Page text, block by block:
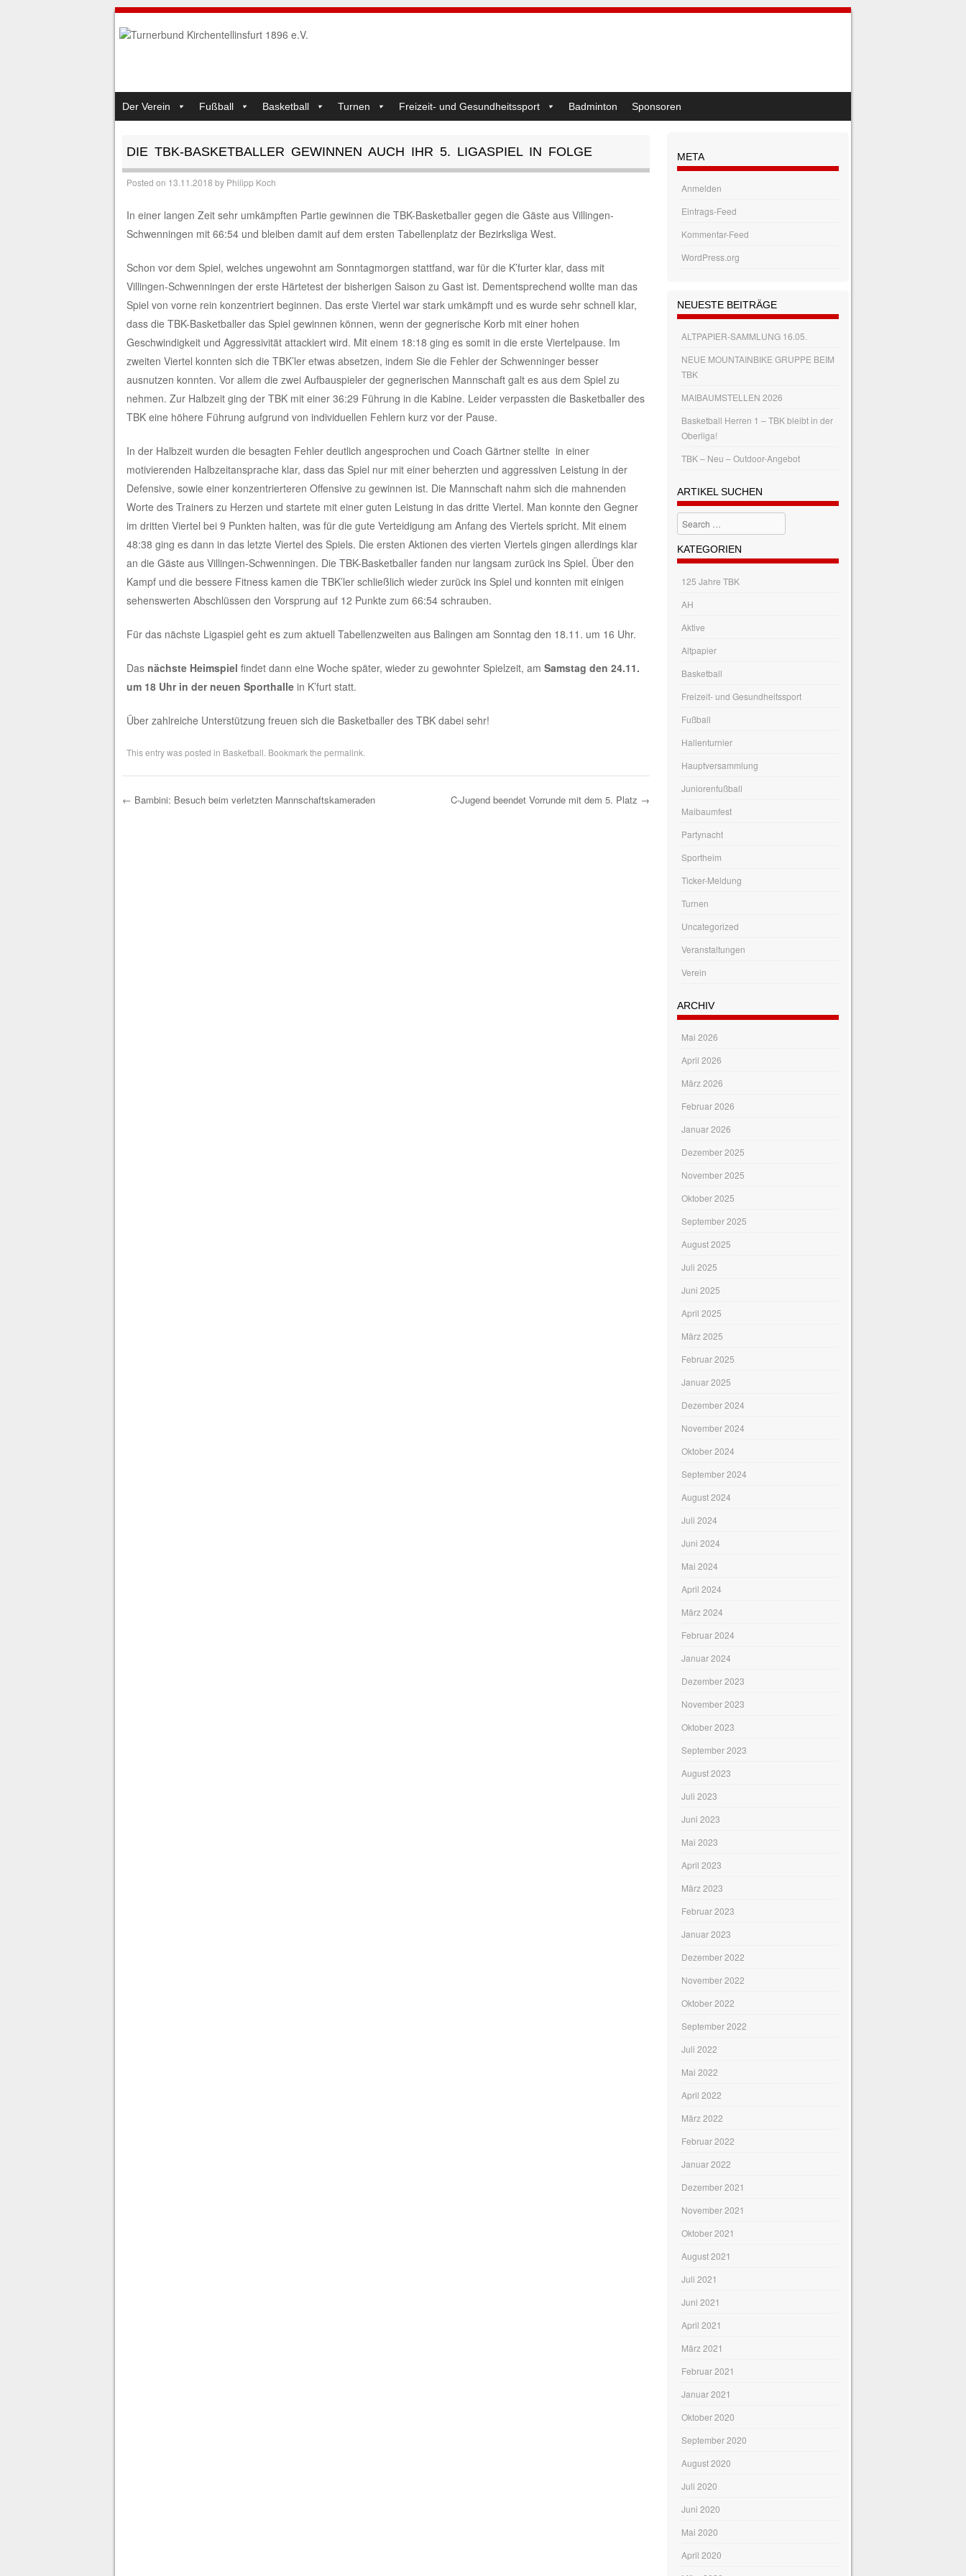
MENU
SKIP TO CONTENT
Der Verein Fußball Basketball Turnen Freizeit- und Gesundheitssport Badminton Sponsoren
DIE TBK-BASKETBALLER GEWINNEN AUCH IHR 5. LIGASPIEL IN FOLGE
Posted on 13.11.2018 by Philipp Koch
In einer langen Zeit sehr umkämpften Partie gewinnen die TBK-Basketballer gegen die Gäste aus Villingen-
Schwenningen mit 66:54 und bleiben damit auf dem ersten Tabellenplatz der Bezirksliga West.
Schon vor dem Spiel, welches ungewohnt am Sonntagmorgen stattfand, war für die K’furter klar, dass mit
Villingen-Schwenningen der erste Härtetest der bisherigen Saison zu Gast ist. Dementsprechend wollte man das
Spiel von vorne rein konzentriert beginnen. Das erste Viertel war stark umkämpft und es wurde sehr schnell klar,
dass die TBK-Basketballer das Spiel gewinnen können, wenn der gegnerische Korb mit einer hohen
Geschwindigkeit und Aggressivität attackiert wird. Mit einem 18:18 ging es somit in die erste Viertelpause. Im
zweiten Viertel konnten sich die TBK’ler etwas absetzen, indem Sie die Fehler der Schwenninger besser
ausnutzen konnten. Vor allem die zwei Aufbauspieler der gegnerischen Mannschaft galt es aus dem Spiel zu
nehmen. Zur Halbzeit ging der TBK mit einer 36:29 Führung in die Kabine. Leider verpassten die Basketballer des
TBK eine höhere Führung aufgrund von individuellen Fehlern kurz vor der Pause.
In der Halbzeit wurden die besagten Fehler deutlich angesprochen und Coach Gärtner stellte in einer
motivierenden Halbzeitansprache klar, dass das Spiel nur mit einer beherzten und aggressiven Leistung in der
Defensive, sowie einer konzentrierteren Offensive zu gewinnen ist. Die Mannschaft nahm sich die mahnenden
Worte des Trainers zu Herzen und startete mit einer guten Leistung in das dritte Viertel. Man konnte den Gegner
im dritten Viertel bei 9 Punkten halten, was für die gute Verteidigung am Anfang des Viertels spricht. Mit einem
48:38 ging es dann in das letzte Viertel des Spiels. Die ersten Aktionen des vierten Viertels gingen allerdings klar
an die Gäste aus Villingen-Schwenningen. Die TBK-Basketballer fanden nur langsam zurück ins Spiel. Über den
Kampf und die bessere Fitness kamen die TBK’ler schließlich wieder zurück ins Spiel und konnten mit einigen
sehenswerten Abschlüssen den Vorsprung auf 12 Punkte zum 66:54 schrauben.
Für das nächste Ligaspiel geht es zum aktuell Tabellenzweiten aus Balingen am Sonntag den 18.11. um 16 Uhr.
Das nächste Heimspiel findet dann eine Woche später, wieder zu gewohnter Spielzeit, am Samstag den 24.11.
um 18 Uhr in der neuen Sporthallein K’furt statt.
Über zahlreiche Unterstützung freuen sich die Basketballer des TBK dabei sehr!
This entry was posted in Basketball . Bookmark the permalink
← Bambini: Besuch beim verletzten Mannschaftskameraden C-Jugend beendet Vorrunde mit dem 5. Platz →
META
Anmelden
Eintrags-Feed
Kommentar-Feed
WordPress.org
NEUESTE BEITRÄGE
ALTPAPIER-SAMMLUNG 16.05.
NEUE MOUNTAINBIKE GRUPPE BEIM
TBK
MAIBAUMSTELLEN 2026
Basketball Herren 1 – TBK bleibt in der
Oberliga!
TBK – Neu – Outdoor-Angebot
ARTIKEL SUCHEN
Search
KATEGORIEN
125 Jahre TBK
AH
Aktive
Altpapier
Basketball
Freizeit- und Gesundheitssport
Fußball
Hallenturnier
Hauptversammlung
Juniorenfußball
Maibaumfest
Partynacht
Sportheim
Ticker-Meldung
Turnen
Uncategorized
Veranstaltungen
Verein
ARCHIV
Mai 2026
April 2026
März 2026
Februar 2026
Januar 2026
Dezember 2025
November 2025
Oktober 2025
September 2025
August 2025
Juli 2025
Juni 2025
April 2025
März 2025
Februar 2025
Januar 2025
Dezember 2024
November 2024
Oktober 2024
September 2024
August 2024
Juli 2024
Juni 2024
Mai 2024
April 2024
März 2024
Februar 2024
Januar 2024
Dezember 2023
November 2023
Oktober 2023
September 2023
August 2023
Juli 2023
Juni 2023
Mai 2023
April 2023
März 2023
Februar 2023
Januar 2023
Dezember 2022
November 2022
Oktober 2022
September 2022
Juli 2022
Mai 2022
April 2022
März 2022
Februar 2022
Januar 2022
Dezember 2021
November 2021
Oktober 2021
August 2021
Juli 2021
Juni 2021
April 2021
März 2021
Februar 2021
Januar 2021
Oktober 2020
September 2020
August 2020
Juli 2020
Juni 2020
Mai 2020
April 2020